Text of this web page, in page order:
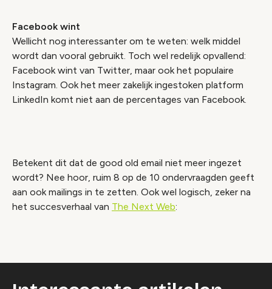
Facebook wint
Wellicht nog interessanter om te weten: welk middel
wordt dan vooral gebruikt. Toch wel redelijk opvallend:
Facebook wint van Twitter, maar ook het populaire
Instagram. Ook het meer zakelijk ingestoken platform
LinkedIn komt niet aan de percentages van Facebook.
Betekent dit dat de good old email niet meer ingezet
wordt? Nee hoor, ruim 8 op de 10 ondervraagden geeft
aan ook mailings in te zetten. Ook wel logisch, zeker na
het succesverhaal van The Next Web: